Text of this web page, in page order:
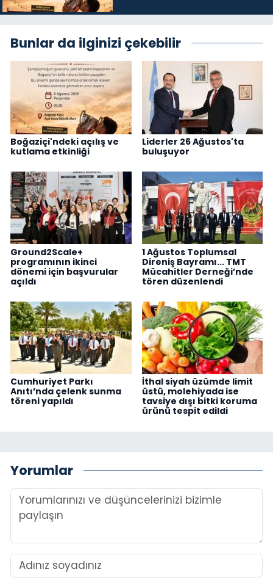
Bunlar da ilginizi çekebilir
Boğaziçi'ndeki açılış ve
kutlama etkinliği
Liderler 26 Ağustos'ta
buluşuyor
Ground2Scale+
programının ikinci
dönemi için başvurular
açıldı
1 Ağustos Toplumsal
Direniş Bayramı... TMT
Mücahitler Derneği’nde
tören düzenlendi
Cumhuriyet Parkı
Anıtı’nda çelenk sunma
töreni yapıldı
İthal siyah üzümde limit
üstü, molehiyada ise
tavsiye dışı bitki koruma
ürünü tespit edildi
Yorumlar